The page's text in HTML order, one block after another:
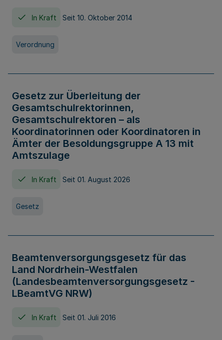
In Kraft Seit 10. Oktober 2014
Verordnung
Gesetz zur Überleitung der
Gesamtschulrektorinnen,
Gesamtschulrektoren – als
Koordinatorinnen oder Koordinatoren in
Ämter der Besoldungsgruppe A 13 mit
Amtszulage
In Kraft Seit 01. August 2026
Gesetz
Beamtenversorgungsgesetz für das
Land Nordrhein-Westfalen
(Landesbeamtenversorgungsgesetz -
LBeamtVG NRW)
In Kraft Seit 01. Juli 2016